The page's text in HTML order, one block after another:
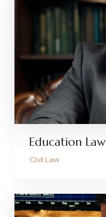
Education Law
Civil Law